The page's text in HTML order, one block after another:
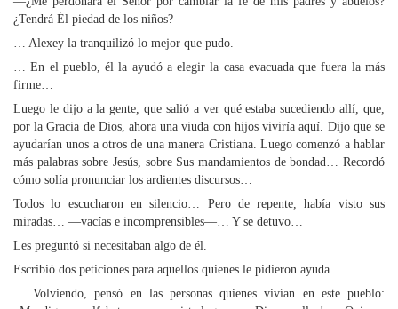
¿Tendrá Él piedad de los niños?
… Alexey la tranquilizó lo mejor que pudo.
… En el pueblo, él la ayudó a elegir la casa evacuada que fuera la más
firme…
Luego le dijo a la gente, que salió a ver qué estaba sucediendo allí, que,
por la Gracia de Dios, ahora una viuda con hijos viviría aquí. Dijo que se
ayudarían unos a otros de una manera Cristiana. Luego comenzó a hablar
más palabras sobre Jesús, sobre Sus mandamientos de bondad… Recordó
cómo solía pronunciar los ardientes discursos…
Todos lo escucharon en silencio… Pero de repente, había visto sus
miradas… —vacías e incomprensibles—… Y se detuvo…
Les preguntó si necesitaban algo de él.
Escribió dos peticiones para aquellos quienes le pidieron ayuda…
… Volviendo, pensó en las personas quienes vivían en este pueblo: